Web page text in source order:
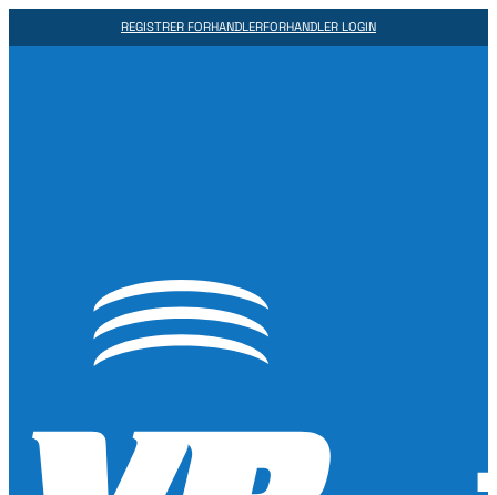
REGISTRER FORHANDLERFORHANDLER LOGIN